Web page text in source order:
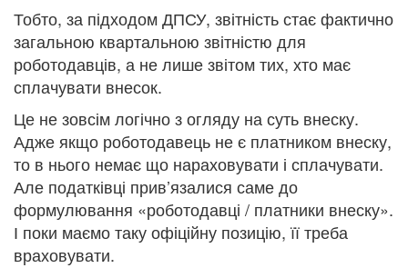
Тобто, за підходом ДПСУ, звітність стає фактично
загальною квартальною звітністю для
роботодавців, а не лише звітом тих, хто має
сплачувати внесок.
Це не зовсім логічно з огляду на суть внеску.
Адже якщо роботодавець не є платником внеску,
то в нього немає що нараховувати і сплачувати.
Але податківці прив’язалися саме до
формулювання «роботодавці / платники внеску».
І поки маємо таку офіційну позицію, її треба
враховувати.